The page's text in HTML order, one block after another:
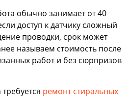
обычно занимает от 40
доступ к датчику сложный
проводки, срок может
называем стоимость после
работ и без сюрпризов
ремонт стиральных